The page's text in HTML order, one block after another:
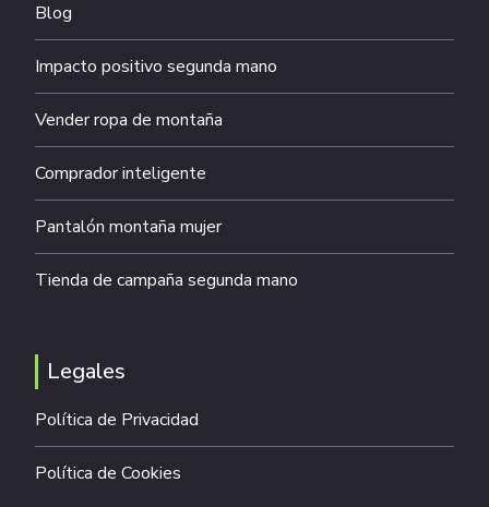
Blog
Impacto positivo segunda mano
Vender ropa de montaña
Comprador inteligente
Pantalón montaña mujer
Tienda de campaña segunda mano
Legales
Política de Privacidad
Política de Cookies